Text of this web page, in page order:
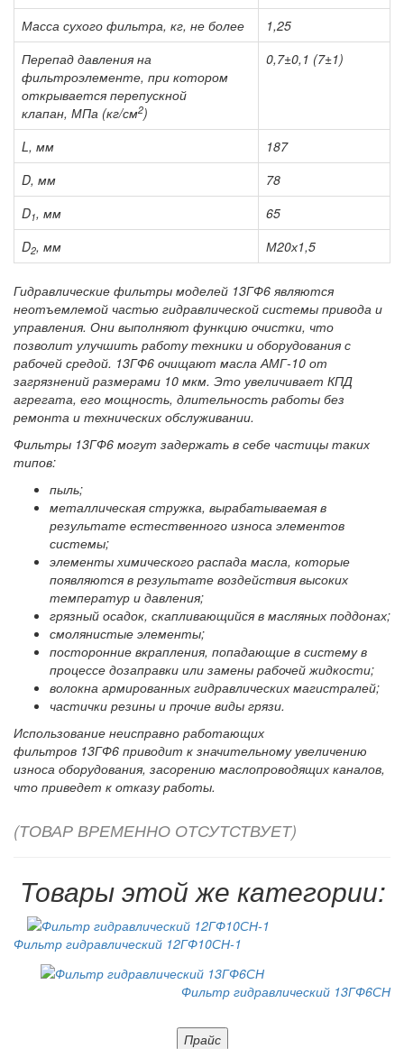
Масса сухого фильтра, кг, не более
1,25
Перепад давления на
фильтроэлементе, при котором
открывается перепускной
клапан, МПа (кг/см2)
0,7±0,1 (7±1)
L, мм
187
D, мм
78
D1, мм
65
D2, мм М20х1,5
Гидравлические фильтры моделей 13ГФ6 являются
неотъемлемой частью гидравлической системы привода и
управления. Они выполняют функцию очистки, что
позволит улучшить работу техники и оборудования с
рабочей средой. 13ГФ6 очищают масла АМГ-10 от
загрязнений размерами 10 мкм. Это увеличивает КПД
агрегата, его мощность, длительность работы без
ремонта и технических обслуживании.
Фильтры 13ГФ6 могут задержать в себе частицы таких
типов:
пыль;
металлическая стружка, вырабатываемая в
результате естественного износа элементов
системы;
элементы химического распада масла, которые
появляются в результате воздействия высоких
температур и давления;
грязный осадок, скапливающийся в масляных поддонах;
смолянистые элементы;
посторонние вкрапления, попадающие в систему в
процессе дозаправки или замены рабочей жидкости;
волокна армированных гидравлических магистралей;
частички резины и прочие виды грязи.
Использование неисправно работающих
фильтров 13ГФ6 приводит к значительному увеличению
износа оборудования, засорению маслопроводящих каналов,
что приведет к отказу работы.
(ТОВАР ВРЕМЕННО ОТСУТСТВУЕТ)
Товары этой же категории:
Фильтр гидравлический 12ГФ10СН-1
Фильтр гидравлический 13ГФ6СН
Прайс